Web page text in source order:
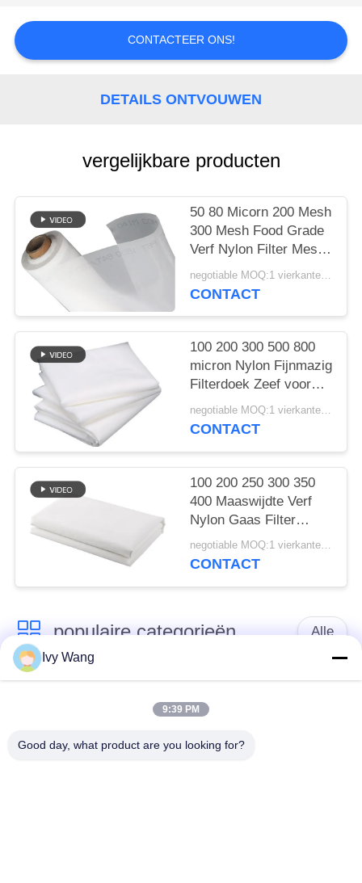
SITEMAP
CONTACTEER ONS!
DETAILS ONTVOUWEN
vergelijkbare producten
50 80 Micorn 200 Mesh
300 Mesh Food Grade
Verf Nylon Filter Mesh
Geweven Doek Net
Sheet
negotiable MOQ:1 vierkante meter
CONTACT
100 200 300 500 800
micron Nylon Fijnmazig
Filterdoek Zeef voor
Melk Sap Koude
Brouwsel
negotiable MOQ:1 vierkante meter
CONTACT
100 200 250 300 350
400 Maaswijdte Verf
Nylon Gaas Filter
Geweven Net Stof
Filterdoek
negotiable MOQ:1 vierkante meter
CONTACT
populaire categorieën Alle
het netwerkriem van
netwerkriem
Ivy Wang
9:39 PM
Good day, what product are you looking for?